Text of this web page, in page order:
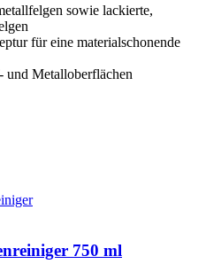
sowie lackierte,
für eine materialschonende
und Metalloberflächen
750 ml